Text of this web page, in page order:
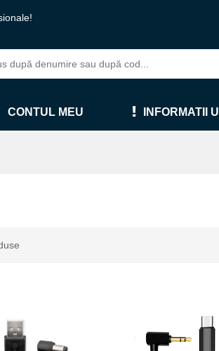
CONTUL MEU INFORMATII